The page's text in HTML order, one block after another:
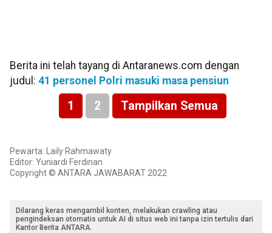
Berita ini telah tayang di Antaranews.com dengan
judul: 41 personel Polri masuki masa pensiun
1 2 Tampilkan Semua
Pewarta: Laily Rahmawaty
Editor: Yuniardi Ferdinan
Copyright © ANTARA JAWABARAT 2022
Dilarang keras mengambil konten, melakukan crawling atau
pengindeksan otomatis untuk AI di situs web ini tanpa izin tertulis dari
Kantor Berita ANTARA.